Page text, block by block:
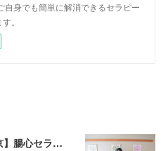
自身でも簡単に解消できるセラピー
。
8/10（月）＆9/28（月）【東京】腸心セラピスト養成コース《２日間コース》開講決定